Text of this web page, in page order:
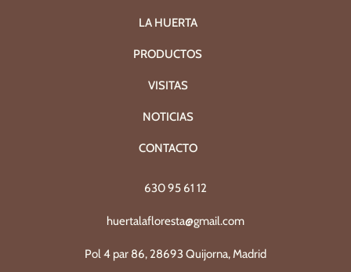
LA HUERTA
PRODUCTOS
VISITAS
NOTICIAS
CONTACTO
630 95 61 12
huertalafloresta@gmail.com
Pol 4 par 86, 28693 Quijorna, Madrid